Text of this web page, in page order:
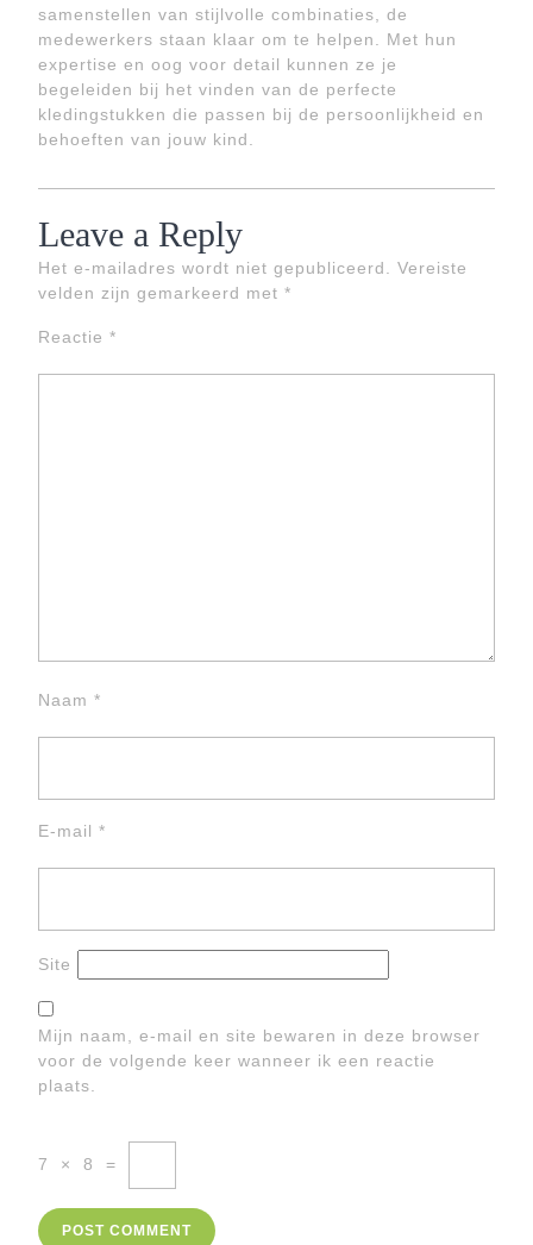
samenstellen van stijlvolle combinaties, de
medewerkers staan klaar om te helpen. Met hun
expertise en oog voor detail kunnen ze je
begeleiden bij het vinden van de perfecte
kledingstukken die passen bij de persoonlijkheid en
behoeften van jouw kind.
Leave a Reply
Het e-mailadres wordt niet gepubliceerd.
Vereiste
velden zijn gemarkeerd met *
Reactie *
Naam *
E-mail *
Site
Mijn naam, e-mail en site bewaren in deze browser
voor de volgende keer wanneer ik een reactie
plaats.
7 × 8 =